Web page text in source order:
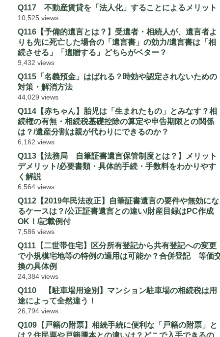
Q117 不動産賃貸を「法人化」することによるメリット
10,525 views
Q116【予備的遺言とは？】受遺者・相続人が、遺言者よ
りも先に死亡した場合の「遺言書」の効力/遺言書は「相
続させる」「遺贈する」どちらがベター？
9,432 views
Q115「名義預金」はばれる？時効や認定されないための
対策・解消方法
44,029 views
Q114【赤ちゃん】胎児は「生まれたもの」とみなす？相
続権の有無・相続税基礎控除の算定や申告期限との関係
は？/遺産分割は親が代わりにできるのか？
6,162 views
Q113【法務局 自筆証書遺言保管制度とは？】メリット
デメリット/必要書類・具体的手続・手数料をわかりやす
く解説
6,564 views
Q112【2019年民法改正】自筆証書遺言の要件や無効にな
るケースは？/公正証書遺言との違い/財産目録はPC作成
OK！/記載例付
7,586 views
Q111【二世帯住宅】区分所有登記から共有登記への変更
で小規模宅地等の特例の適用は可能か？合併登記 等価
換の具体例
24,384 views
Q110 【駐車場用途別】マンション駐車場の相続税は用
途によって全然違う！
26,794 views
Q109【戸籍の附票】相続手続に便利な「戸籍の附票」と